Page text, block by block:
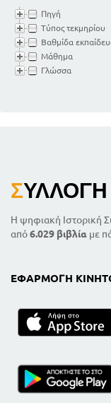
Πηγή
Τύπος τεκμηρίου
Βαθμίδα
Μάθημα
Γλώσσα
ΣΥΛΛΟΓΉ
Η ψηφιακή Ιστορική
από6.029 βιβλία με
ΕΦΑΡΜΟΓΉ